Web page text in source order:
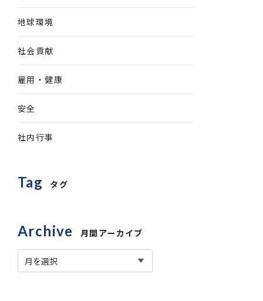
地球環境
社会貢献
雇用・健康
安全
社内行事
Tag タグ
Archive 月間アーカイブ